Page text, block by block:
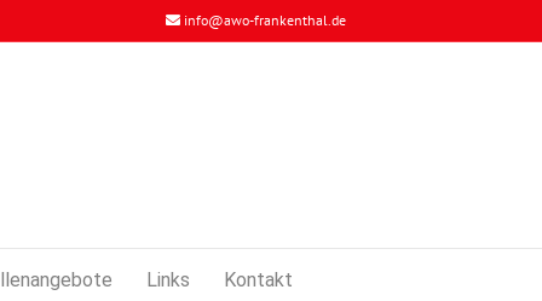
info@awo-frankenthal.de
Links Kontakt